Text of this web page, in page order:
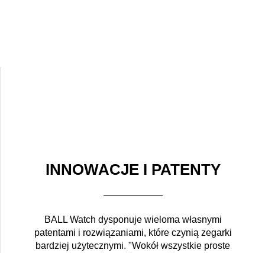
INNOWACJE I PATENTY
BALL Watch dysponuje wieloma własnymi
patentami i rozwiązaniami, które czynią zegarki
bardziej użytecznymi. "Wokół wszystkie proste